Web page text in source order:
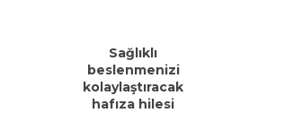
Sağlıklı
beslenmenizi
kolaylaştıracak
hafıza hilesi